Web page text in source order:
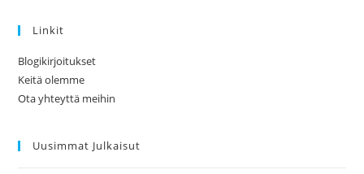
Linkit
Blogikirjoitukset
Keitä olemme
Ota yhteyttä meihin
Uusimmat Julkaisut